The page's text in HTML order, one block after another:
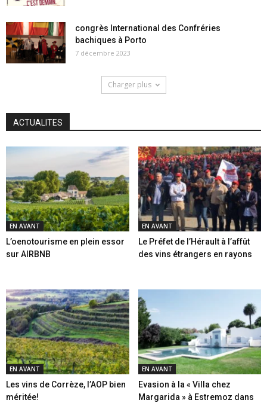
congrès International des Confréries
bachiques à Porto
7 décembre 2023
Charger plus
ACTUALITES
EN AVANT
L’oenotourisme en plein essor
sur AIRBNB
EN AVANT
Le Préfet de l’Hérault à l’affût
des vins étrangers en rayons
EN AVANT
Les vins de Corrèze, l’AOP bien
méritée!
EN AVANT
Evasion à la « Villa chez
Margarida » à Estremoz dans